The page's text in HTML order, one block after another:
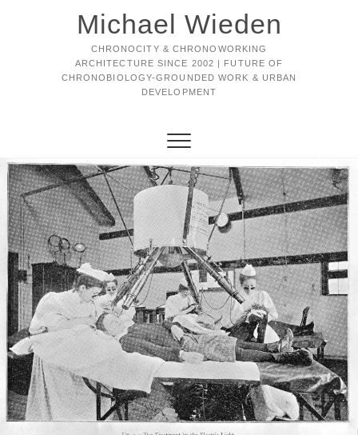
Michael Wieden
CHRONOCITY & CHRONOWORKING
ARCHITECTURE SINCE 2002 | FUTURE OF
CHRONOBIOLOGY-GROUNDED WORK & URBAN
DEVELOPMENT